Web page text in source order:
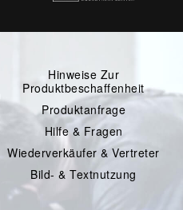
Hinweise Zur
Produktbeschaffenheit
Produktanfrage
Hilfe & Fragen
Wiederverkäufer & Vertreter
Bild- & Textnutzung